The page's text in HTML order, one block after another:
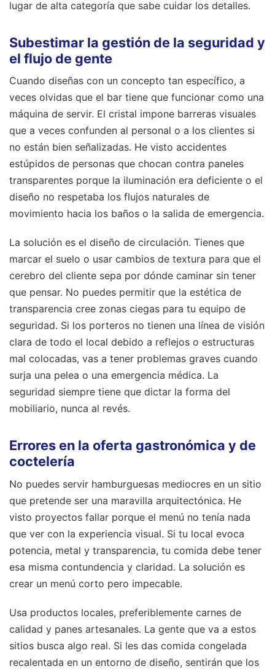
lugar de alta categoría que sabe cuidar los detalles.
Subestimar la gestión de la seguridad y
el flujo de gente
Cuando diseñas con un concepto tan específico, a
veces olvidas que el bar tiene que funcionar como una
máquina de servir. El cristal impone barreras visuales
que a veces confunden al personal o a los clientes si
no están bien señalizadas. He visto accidentes
estúpidos de personas que chocan contra paneles
transparentes porque la iluminación era deficiente o el
diseño no respetaba los flujos naturales de
movimiento hacia los baños o la salida de emergencia.
La solución es el diseño de circulación. Tienes que
marcar el suelo o usar cambios de textura para que el
cerebro del cliente sepa por dónde caminar sin tener
que pensar. No puedes permitir que la estética de
transparencia cree zonas ciegas para tu equipo de
seguridad. Si los porteros no tienen una línea de visión
clara de todo el local debido a reflejos o estructuras
mal colocadas, vas a tener problemas graves cuando
surja una pelea o una emergencia médica. La
seguridad siempre tiene que dictar la forma del
mobiliario, nunca al revés.
Errores en la oferta gastronómica y de
coctelería
No puedes servir hamburguesas mediocres en un sitio
que pretende ser una maravilla arquitectónica. He
visto proyectos fallar porque el menú no tenía nada
que ver con la experiencia visual. Si tu local evoca
potencia, metal y transparencia, tu comida debe tener
esa misma contundencia y claridad. La solución es
crear un menú corto pero impecable.
Usa productos locales, preferiblemente carnes de
calidad y panes artesanales. La gente que va a estos
sitios busca algo real. Si les das comida congelada
recalentada en un entorno de diseño, sentirán que los